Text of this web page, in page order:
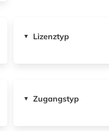
▼ Lizenztyp
▼ Zugangstyp